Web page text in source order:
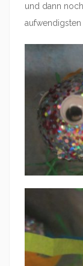
und dann
aufwendigsten